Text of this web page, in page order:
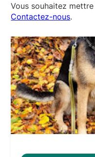
Vous souhaitez
Contactez-nous.